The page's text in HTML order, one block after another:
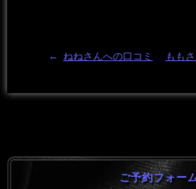
← ねねさんへの口コミ もも
ご予約フォー